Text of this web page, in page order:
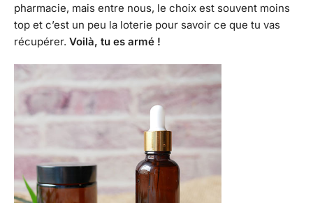
pharmacie, mais entre nous, le choix est souvent moins
top et c’est un peu la loterie pour savoir ce que tu vas
récupérer. Voilà, tu es armé !